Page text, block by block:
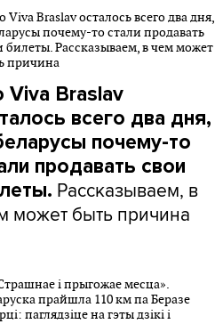
Viva Braslav
всего два дня,
почему-то
продавать свои
Рассказываем, в
может быть причина